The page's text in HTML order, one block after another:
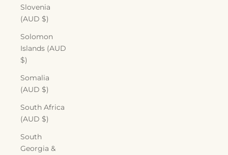
Slovenia
(AUD $)
Solomon
Islands (AUD
$)
Somalia
(AUD $)
South Africa
(AUD $)
South
Georgia &